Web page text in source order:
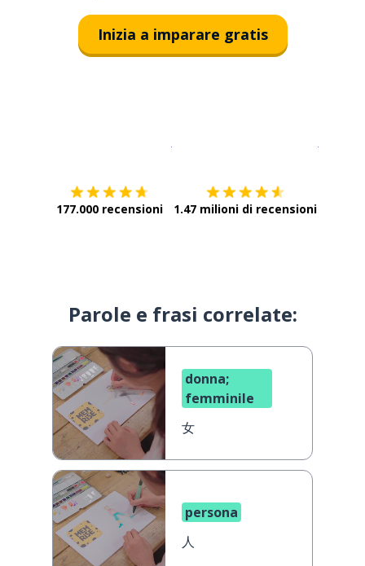
Inizia a imparare gratis
177.000 recensioni 1.47 milioni di recensioni
Parole e frasi correlate:
donna;
femminile
女
persona
人